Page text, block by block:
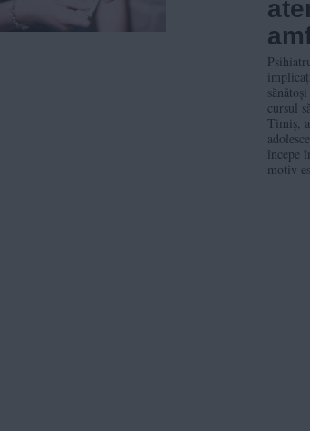
13
cursul
Timiș,
începe
motiv